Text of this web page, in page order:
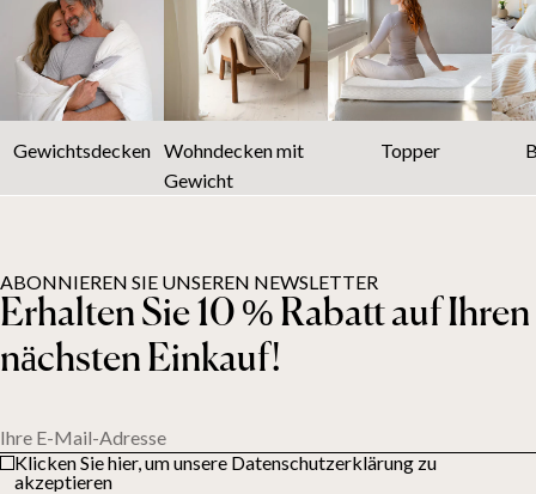
Gewichtsdecken Wohndecken mit
Gewicht
Topper
ABONNIEREN SIE UNSEREN NEWSLETTER
Erhalten Sie 10 % Rabatt auf Ihren
nächsten Einkauf!
Ihre E-Mail-Adresse
Klicken Sie hier, um unsere Datenschutzerklärung zu
akzeptieren